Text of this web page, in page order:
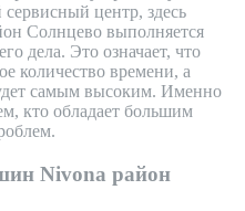
центр, здесь
Солнцево выполняется
дела. Это означает, что
количество времени, а
самым высоким. Именно
кто обладает большим
Nivona район